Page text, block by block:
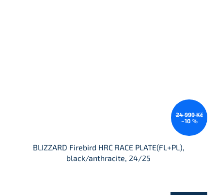
24 999 Kč
–10 %
BLIZZARD Firebird HRC RACE PLATE(FL+PL),
black/anthracite, 24/25